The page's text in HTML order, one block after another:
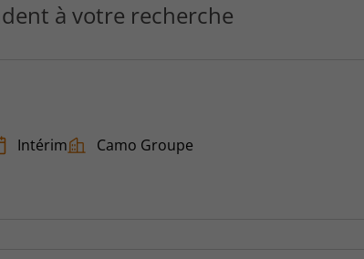
à votre recherche
Intérim
Camo Groupe